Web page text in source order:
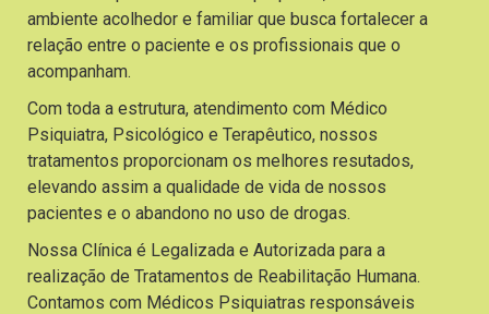
ambiente acolhedor e familiar que busca fortalecer a
relação entre o paciente e os profissionais que o
acompanham.
Com toda a estrutura, atendimento com Médico
Psiquiatra, Psicológico e Terapêutico, nossos
tratamentos proporcionam os melhores resutados,
elevando assim a qualidade de vida de nossos
pacientes e o abandono no uso de drogas.
Nossa Clínica é Legalizada e Autorizada para a
realização de Tratamentos de Reabilitação Humana.
Contamos com Médicos Psiquiatras responsáveis